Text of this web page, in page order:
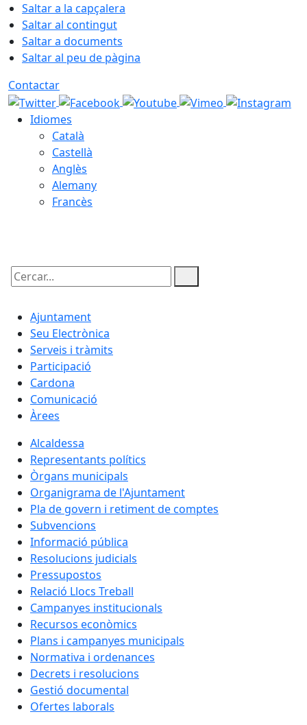
Saltar a la capçalera
Saltar al contingut
Saltar a documents
Saltar al peu de pàgina
Contactar
Idiomes
Català
Castellà
Anglès
Alemany
Francès
Cercar:
Ajuntament
Seu Electrònica
Serveis i tràmits
Participació
Cardona
Comunicació
Àrees
Alcaldessa
Representants polítics
Òrgans municipals
Organigrama de l'Ajuntament
Pla de govern i retiment de comptes
Subvencions
Informació pública
Resolucions judicials
Pressupostos
Relació Llocs Treball
Campanyes institucionals
Recursos econòmics
Plans i campanyes municipals
Normativa i ordenances
Decrets i resolucions
Gestió documental
Ofertes laborals